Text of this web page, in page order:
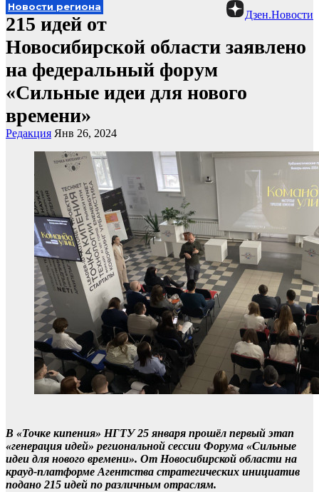
Дзен.Новости
Новости региона
215 идей от
Новосибирской области заявлено
на федеральный форум
«Сильные идеи для нового
времени»
Редакция Янв 26, 2024
В «Точке кипения» НГТУ 25 января прошёл первый этап
«генерация идей» региональной сессии Форума «Сильные
идеи для нового времени». От Новосибирской области на
крауд-платформе Агентства стратегических инициатив
подано 215 идей по различным отраслям.